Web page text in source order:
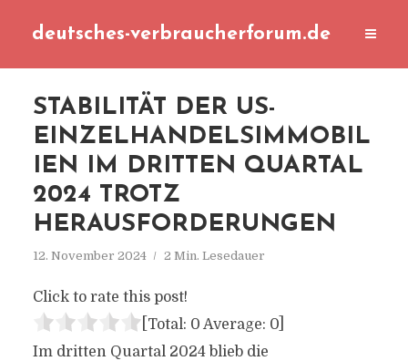
deutsches-verbraucherforum.de
STABILITÄT DER US-
EINZELHANDELSIMMOBIL
IEN IM DRITTEN QUARTAL
2024 TROTZ
HERAUSFORDERUNGEN
12. November 2024 2 Min. Lesedauer
Click to rate this post!
[Total: 0 Average: 0]
Im dritten Quartal 2024 blieb die